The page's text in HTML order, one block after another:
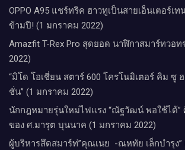
OPPO A95 แชร์ทริค ฮาวทูเป็นสายเอ็นเตอร์เ
ข้ามปี! (1 มกราคม 2022)
Amazfit T-Rex Pro สุดยอด นาฬิกาสมาร์ทวอ
2022)
“มิโด โอเชี่ยน สตาร์ 600 โครโนมิเตอร์ คิม ซู
ชั่น” (1 มกราคม 2022)
นักกฎหมายรุ่นใหม่ไฟแรง “ณัฐวัฒน์ พอใช้ได้”
ของ ศ.มารุต บุนนาค (1 มกราคม 2022)
ผู้บริหารสึดสมาร์ท่”คุณเนย -ณหทัย เล็กบำรุง”